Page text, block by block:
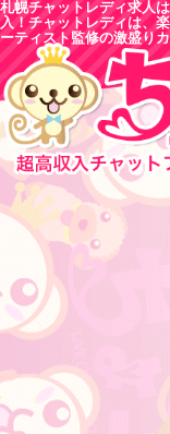
札幌チャットレディ求人
入！チャットレディは、
ーティスト監修の激盛り